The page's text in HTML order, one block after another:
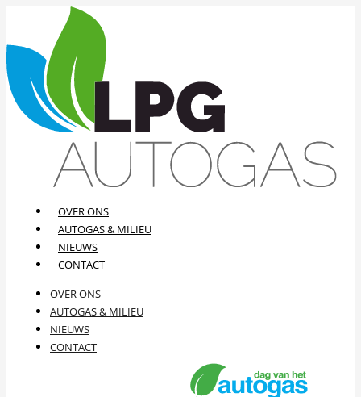
OVER ONS
AUTOGAS & MILIEU
NIEUWS
CONTACT
OVER ONS
AUTOGAS & MILIEU
NIEUWS
CONTACT